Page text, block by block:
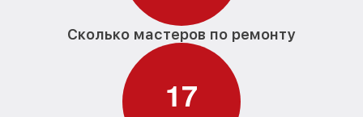
Сколько мастеров по ремонту
17